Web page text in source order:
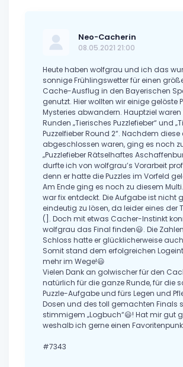
Neo-Cacherin
08.05.2021 21:00
Heute haben wolfgrau und ich das
sonnige Frühlingswetter für einen
Cache-Ausflug in den Bayerischen
genutzt. Hier wollten wir einige gelöste
Mysteries abwandern. Hauptziel
Runden „Tierisches Puzzlefieber“ und
Puzzelfieber Round 2“. Nachdem
abgeschlossen waren, ging es noch
„Puzzlefieber Rätselhaftes
durfte ich von wolfgrau’s Vorarbeit
denn er hatte die Puzzles im Vorfeld
Am Ende ging es noch zu diesem
war fix entdeckt. Die Aufgabe ist nicht
eindeutig zu lösen, da leider eines der
(]. Doch mit etwas Cacher-Instinkt
wolfgrau das Final finden😃. Die
Schloss hatte er glücklicherweise
Somit stand dem erfolgreichen
mehr im Wege!😃
Vielen Dank an golwischer für den
natürlich für die ganze Runde, für die
Puzzle-Aufgabe und fürs Legen und
Dosen und des toll gemachten Finals
stimmigem „Logbuch“😃! Hat mir gut
weshalb ich gerne einen
#7343